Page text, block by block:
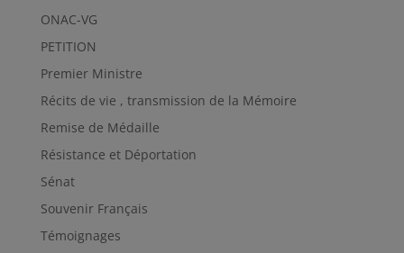
ONAC-VG
PETITION
Premier Ministre
Récits de vie , transmission de la Mémoire
Remise de Médaille
Résistance et Déportation
Sénat
Souvenir Français
Témoignages